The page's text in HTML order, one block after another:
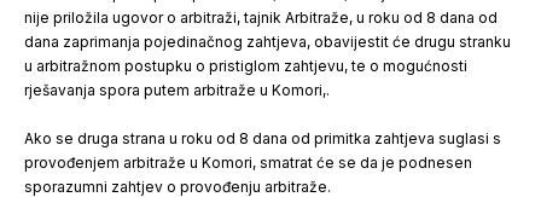
nije priložila ugovor o arbitraži, tajnik Arbitraže, u roku od 8 dana od
dana zaprimanja pojedinačnog zahtjeva, obavijestit će drugu stranku
u arbitražnom postupku o pristiglom zahtjevu, te o mogućnosti
rješavanja spora putem arbitraže u Komori,.
Ako se druga strana u roku od 8 dana od primitka zahtjeva suglasi s
provođenjem arbitraže u Komori, smatrat će se da je podnesen
sporazumni zahtjev o provođenju arbitraže.